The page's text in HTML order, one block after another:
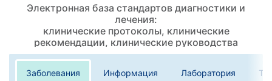
Электронная база стандартов диагностики и
лечения:
клинические протоколы, клинические
рекомендации, клинические руководства
Заболевания Информация Лаборатория